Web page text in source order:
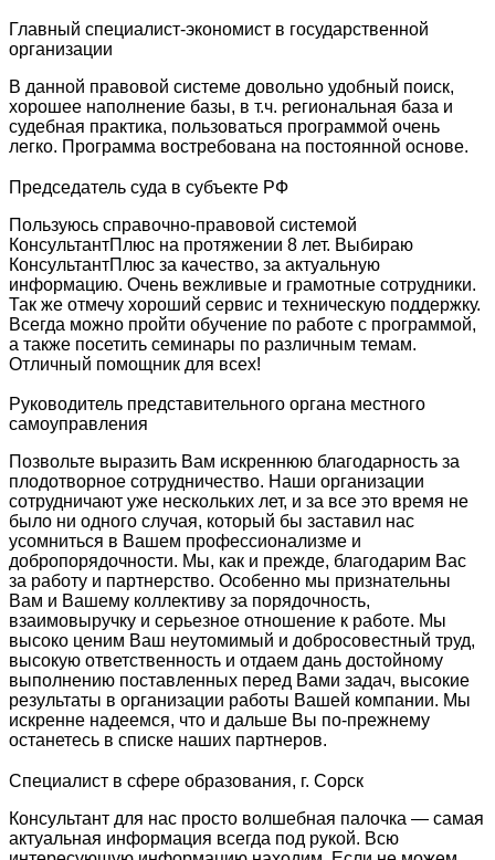
Главный специалист-экономист в государственной
организации
В данной правовой системе довольно удобный поиск,
хорошее наполнение базы, в т.ч. региональная база и
судебная практика, пользоваться программой очень
легко. Программа востребована на постоянной основе.
Председатель суда в субъекте РФ
Пользуюсь справочно-правовой системой
КонсультантПлюс на протяжении 8 лет. Выбираю
КонсультантПлюс за качество, за актуальную
информацию. Очень вежливые и грамотные сотрудники.
Так же отмечу хороший сервис и техническую поддержку.
Всегда можно пройти обучение по работе с программой,
а также посетить семинары по различным темам.
Отличный помощник для всех!
Руководитель представительного органа местного
самоуправления
Позвольте выразить Вам искреннюю благодарность за
плодотворное сотрудничество. Наши организации
сотрудничают уже нескольких лет, и за все это время не
было ни одного случая, который бы заставил нас
усомниться в Вашем профессионализме и
добропорядочности. Мы, как и прежде, благодарим Вас
за работу и партнерство. Особенно мы признательны
Вам и Вашему коллективу за порядочность,
взаимовыручку и серьезное отношение к работе. Мы
высоко ценим Ваш неутомимый и добросовестный труд,
высокую ответственность и отдаем дань достойному
выполнению поставленных перед Вами задач, высокие
результаты в организации работы Вашей компании. Мы
искренне надеемся, что и дальше Вы по-прежнему
останетесь в списке наших партнеров.
Специалист в сфере образования, г. Сорск
Консультант для нас просто волшебная палочка — самая
актуальная информация всегда под рукой. Всю